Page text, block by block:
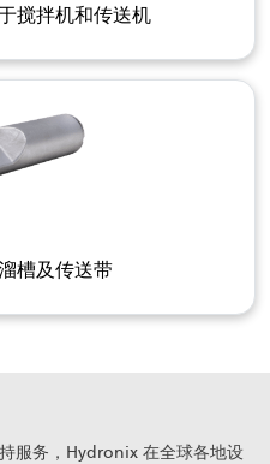
搅拌机和传送机
槽及传送带
服务，Hydronix 在全球各地设